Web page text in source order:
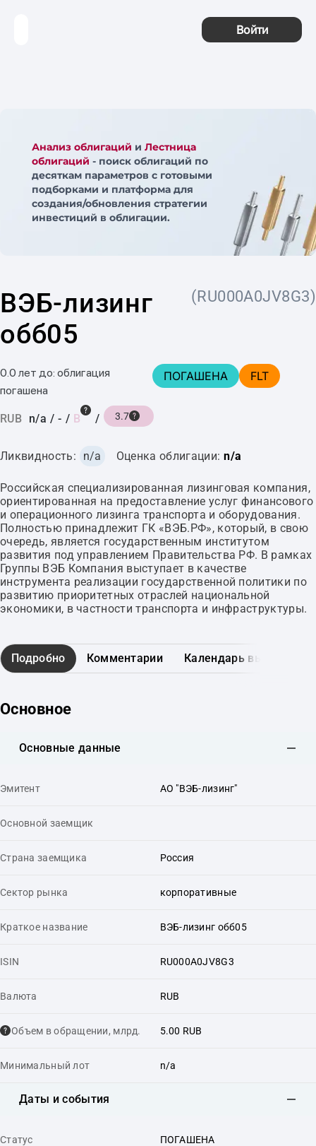
Войти
Анализ облигаций и Лестница
облигаций - поиск облигаций по
десяткам параметров с готовыми
подборками и платформа для
создания/обновления стратегии
инвестиций в облигации.
ВЭБ-лизинг
обб05
(RU000A0JV8G3)
0.0 лет до: облигация
погашена
ПОГАШЕНА FLT
RUB n/a / - / B / 3.7
Ликвидность: n/a Оценка облигации: n/a
Российская специализированная лизинговая компания,
ориентированная на предоставление услуг финансового
и операционного лизинга транспорта и оборудования.
Полностью принадлежит ГК «ВЭБ.РФ», который, в свою
очередь, является государственным институтом
развития под управлением Правительства РФ. В рамках
Группы ВЭБ Компания выступает в качестве
инструмента реализации государственной политики по
развитию приоритетных отраслей национальной
экономики, в частности транспорта и инфраструктуры.
Подробно Комментарии Календарь выплат
Основное
Основные данные
Эмитент АО "ВЭБ-лизинг"
Основной заемщик
Страна заемщика Россия
Сектор рынка корпоративные
Краткое название ВЭБ-лизинг обб05
ISIN RU000A0JV8G3
Валюта RUB
Объем в обращении, млрд. 5.00 RUB
Минимальный лот n/a
Даты и события
Статус ПОГАШЕНА